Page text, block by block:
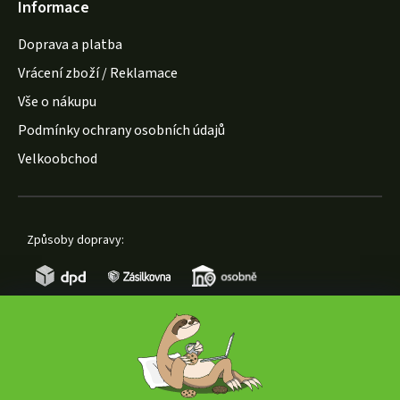
Informace
Doprava a platba
Vrácení zboží / Reklamace
Vše o nákupu
Podmínky ochrany osobních údajů
Velkoobchod
Způsoby dopravy: